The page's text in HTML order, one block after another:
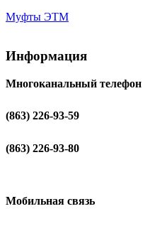
Муфты ЭТМ
Информация
Многоканальный телефон
(863) 226-93-59
(863) 226-93-80
Мобильная связь